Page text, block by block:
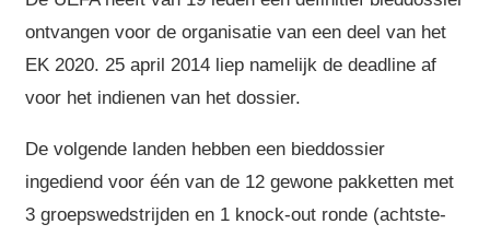
ontvangen voor de organisatie van een deel van het
EK 2020. 25 april 2014 liep namelijk de deadline af
voor het indienen van het dossier.
De volgende landen hebben een bieddossier
ingediend voor één van de 12 gewone pakketten met
3 groepswedstrijden en 1 knock-out ronde (achtste-